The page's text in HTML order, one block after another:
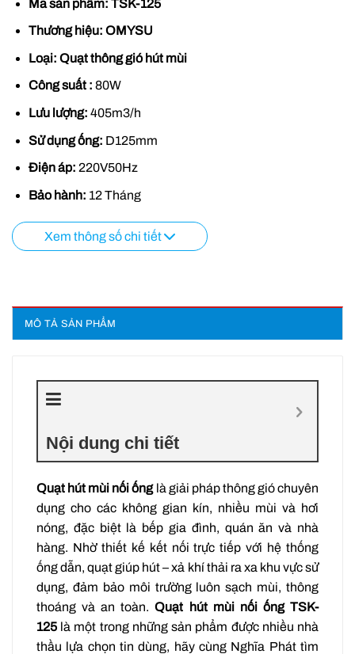
Mã sản phẩm: TSK-125
Thương hiệu: OMYSU
Loại: Quạt thông gió hút mùi
Công suất : 80W
Lưu lượng: 405m3/h
Sử dụng ống: D125mm
Điện áp: 220V50Hz
Bảo hành: 12 Tháng
Xem thông số chi tiết
MÔ TẢ SẢN PHẨM
Nội dung chi tiết
Quạt hút mùi nối ốnglà giải pháp thông gió chuyên
dụng cho các không gian kín, nhiều mùi và hơi
nóng, đặc biệt là bếp gia đình, quán ăn và nhà
hàng. Nhờ thiết kế kết nối trực tiếp với hệ thống
ống dẫn, quạt giúp hút – xả khí thải ra xa khu vực sử
dụng, đảm bảo môi trường luôn sạch mùi, thông
thoáng và an toàn.Quạt hút mùi nối ống TSK-
125 là một trong những sản phẩm được nhiều nhà
thầu lựa chọn tin dùng, hãy cùng Nghĩa Phát tìm